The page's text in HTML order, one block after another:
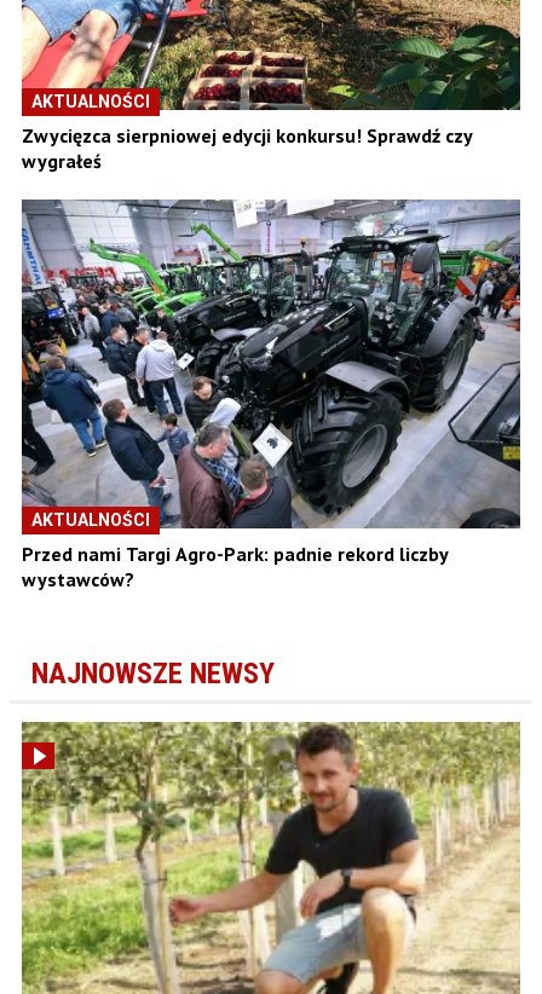
AKTUALNOŚCI
Zwycięzca sierpniowej edycji konkursu! Sprawdź czy
wygrałeś
AKTUALNOŚCI
Przed nami Targi Agro-Park: padnie rekord liczby
wystawców?
NAJNOWSZE NEWSY